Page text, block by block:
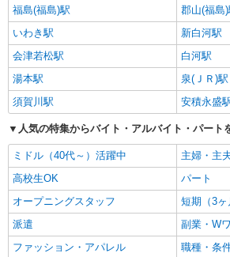
福島(福島)駅
郡山(福島)
いわき駅
新白河駅
会津若松駅
白河駅
湯本駅
泉(ＪＲ)駅
須賀川駅
安積永盛
人気の特集からバイト・アルバイト・パート
ミドル（40代～）活躍中
主婦・主
高校生OK
パート
オープニングスタッフ
短期（3ヶ
派遣
副業・W
ファッション・アパレル
職種・条